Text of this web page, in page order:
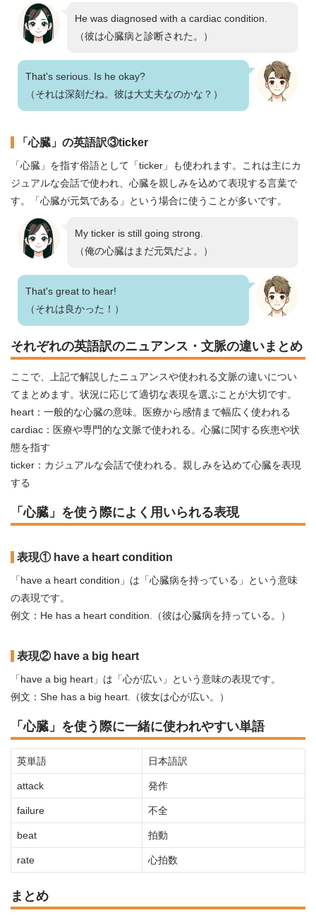
He was diagnosed with a cardiac condition.
（彼は心臓病と診断された。）
That's serious. Is he okay?
（それは深刻だね。彼は大丈夫なのかな？）
「心臓」の英語訳③ticker
「心臓」を指す俗語として「ticker」も使われます。これは主にカ
ジュアルな会話で使われ、心臓を親しみを込めて表現する言葉で
す。「心臓が元気である」という場合に使うことが多いです。
My ticker is still going strong.
（俺の心臓はまだ元気だよ。）
That's great to hear!
（それは良かった！）
それぞれの英語訳のニュアンス・文脈の違いまとめ
ここで、上記で解説したニュアンスや使われる文脈の違いについ
てまとめます。状況に応じて適切な表現を選ぶことが大切です。
heart：一般的な心臓の意味。医療から感情まで幅広く使われる
cardiac：医療や専門的な文脈で使われる。心臓に関する疾患や状
態を指す
ticker：カジュアルな会話で使われる。親しみを込めて心臓を表現
する
「心臓」を使う際によく用いられる表現
表現① have a heart condition
「have a heart condition」は「心臓病を持っている」という意味
の表現です。
例文：He has a heart condition.（彼は心臓病を持っている。）
表現② have a big heart
「have a big heart」は「心が広い」という意味の表現です。
例文：She has a big heart.（彼女は心が広い。）
「心臓」を使う際に一緒に使われやすい単語
英単語 日本語訳
attack 発作
failure 不全
beat 拍動
rate 心拍数
まとめ